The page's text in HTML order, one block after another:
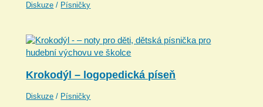
Diskuze / Písničky
Krokodýl – logopedická píseň
Diskuze / Písničky